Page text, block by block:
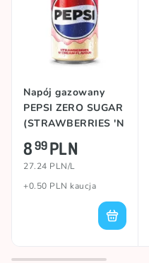
Napój gazowany
PEPSI ZERO SUGAR
(STRAWBERRIES 'N
CREAM), 330ml
899PLN
27.24 PLN/L
+0.50 PLN kaucja